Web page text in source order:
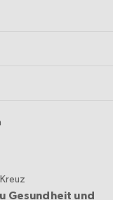
Gesundheit und